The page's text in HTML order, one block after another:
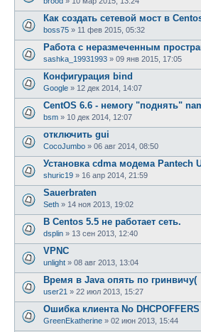
Как создать сетевой мост в
boss75 » 11 фев 2015, 05:32
Работа с неразмеченным
sashka_19931993 » 09 янв 2015, 17:05
Конфигурация bind
Google » 12 дек 2014, 14:07
CentOS 6.6 - немогу "поднять"
bsm » 10 дек 2014, 12:07
отключить gui
CocoJumbo » 06 авг 2014, 08:50
Установка cdma модема Pantech
shuric19 » 16 апр 2014, 21:59
Sauerbraten
Seth » 14 ноя 2013, 19:02
В Centos 5.5 не работает сеть.
dsplin » 13 сен 2013, 12:40
VPNC
unlight » 08 авг 2013, 13:04
Время в Java опять по гринвичу(
user21 » 22 июл 2013, 15:27
Ошибка клиента No
GreenEkatherine » 02 июн 2013, 15:44